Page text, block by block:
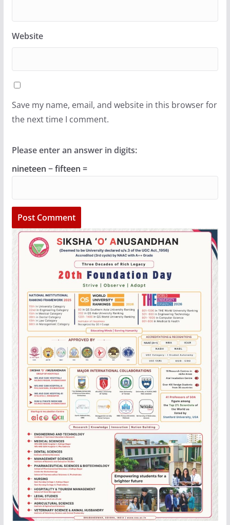
Website
Save my name, email, and website in this browser for
the next time I comment.
Please enter an answer in digits:
nineteen − fifteen =